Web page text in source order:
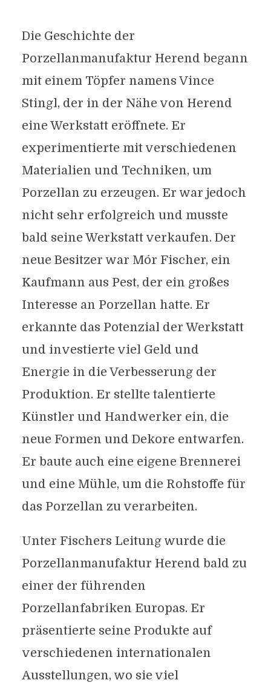
Die Geschichte der
Porzellanmanufaktur Herend begann
mit einem Töpfer namens Vince
Stingl, der in der Nähe von Herend
eine Werkstatt eröffnete. Er
experimentierte mit verschiedenen
Materialien und Techniken, um
Porzellan zu erzeugen. Er war jedoch
nicht sehr erfolgreich und musste
bald seine Werkstatt verkaufen. Der
neue Besitzer war Mór Fischer, ein
Kaufmann aus Pest, der ein großes
Interesse an Porzellan hatte. Er
erkannte das Potenzial der Werkstatt
und investierte viel Geld und
Energie in die Verbesserung der
Produktion. Er stellte talentierte
Künstler und Handwerker ein, die
neue Formen und Dekore entwarfen.
Er baute auch eine eigene Brennerei
und eine Mühle, um die Rohstoffe für
das Porzellan zu verarbeiten.
Unter Fischers Leitung wurde die
Porzellanmanufaktur Herend bald zu
einer der führenden
Porzellanfabriken Europas. Er
präsentierte seine Produkte auf
verschiedenen internationalen
Ausstellungen, wo sie viel